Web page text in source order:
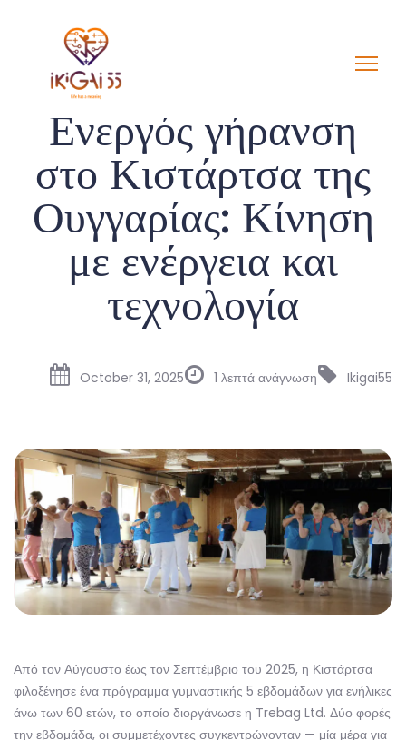
Ενεργός γήρανση
στο Κιστάρτσα της
Ουγγαρίας: Κίνηση
με ενέργεια και
τεχνολογία
October 31, 2025 1 λεπτά ανάγνωση Ikigai55
Από τον Αύγουστο έως τον Σεπτέμβριο του 2025, η Κιστάρτσα
φιλοξένησε ένα πρόγραμμα γυμναστικής 5 εβδομάδων για ενήλικες
άνω των 60 ετών, το οποίο διοργάνωσε η Trebag Ltd. Δύο φορές
την εβδομάδα, οι συμμετέχοντες συγκεντρώνονταν — μία μέρα για